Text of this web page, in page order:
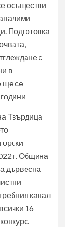
осъществи
Подготовка
с
в
ще се
Твърдица
г. Община
дървесна
канал
16